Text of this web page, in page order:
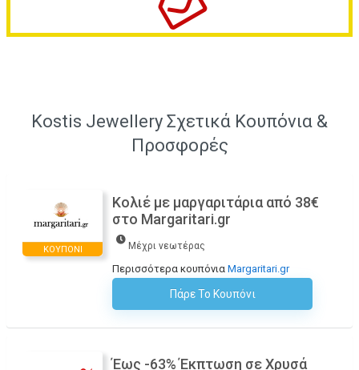
Kostis Jewellery Σχετικά Κουπόνια &
Προσφορές
ΚΟΥΠΌΝΙ
Κολιέ με μαργαριτάρια από 38€
στο Margaritari.gr
Μέχρι νεωτέρας
Περισσότερα κουπόνια Margaritari.gr
Πάρε Το Κουπόνι
Έως -63% Έκπτωση σε Χρυσά